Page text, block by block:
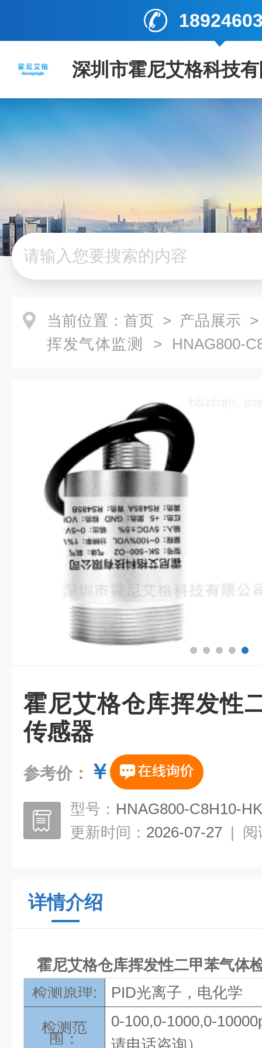
深圳市霍尼艾格科技
当前位置： 首页 > 产品展示
挥发气体监测
> HNAG800-
霍尼艾格仓库挥发性
传感器
参考价： ￥
型号： HNAG800-C8H10-HK
更新时间： 2026-07-27 | 阅
详情介绍
霍尼艾格仓库挥发性二甲苯气体
检测原理:
PID光离子，电化学
检测范
围：
0-100,0-1000,0-
请电话咨询）